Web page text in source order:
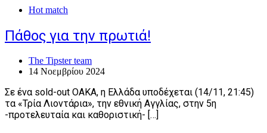
Hot match
Πάθος για την πρωτιά!
The Tipster team
14 Νοεμβρίου 2024
Σε ένα sold-out OAKA, η Ελλάδα υποδέχεται (14/11, 21:45)
τα «Τρία Λιοντάρια», την εθνική Αγγλίας, στην 5η
-προτελευταία και καθοριστική- […]